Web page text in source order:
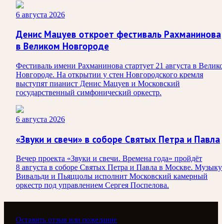
6 августа 2026
Денис Мацуев откроет фестиваль Рахманинова
в Великом Новгороде
Фестиваль имени Рахманинова стартует 21 августа в
Новгороде. На открытии у стен Новгородского кремля
выступят пианист Денис Мацуев и Московский
государственный симфонический оркестр.
6 августа 2026
«Звуки и свечи» в соборе Святых Петра и Павла
Вечер проекта «Звуки и свечи. Времена года» пройдёт
8 августа в соборе Святых Петра и Павла в Москве. Музыку
Вивальди и Пьяццолы исполнит Московский камерный
оркестр под управлением Сергея Поспелова.
Оставить отзыв или пожелание